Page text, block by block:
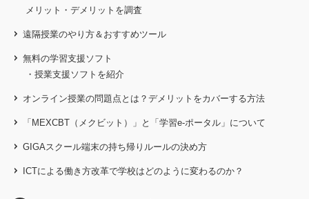
メリット・デメリットを調査
遠隔授業のやり方＆おすすめツール
無料の学習支援ソフト
・授業支援ソフトを紹介
オンライン授業の問題点とは？デメリットをカバーする方法
「MEXCBT（メクビット）」と「学習e-ポータル」について
GIGAスクール端末の持ち帰りルールの決め方
ICTによる働き方改革で学校はどのように変わるのか？